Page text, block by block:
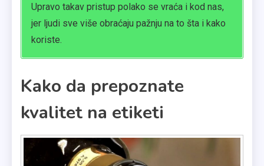
Upravo takav pristup polako se vraća i kod nas,
jer ljudi sve više obraćaju pažnju na to šta i kako
koriste.
Kako da prepoznate
kvalitet na etiketi